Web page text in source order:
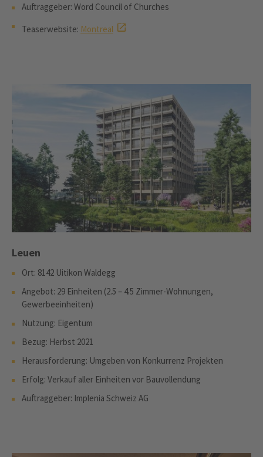
Auftraggeber: Word Council of Churches
Teaserwebsite: Montreal
Leuen
Ort: 8142 Uitikon Waldegg
Angebot: 29 Einheiten (2.5 – 4.5 Zimmer-Wohnungen,
Gewerbeeinheiten)
Nutzung: Eigentum
Bezug: Herbst 2021
Herausforderung: Umgeben von Konkurrenz Projekten
Erfolg: Verkauf aller Einheiten vor Bauvollendung
Auftraggeber: Implenia Schweiz AG